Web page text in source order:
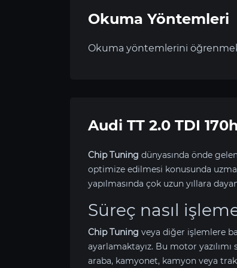
Okuma Yöntemleri
Okuma yöntemlerini
Audi TT 2.0 TDI
Chip Tuning dünyasında önde
optimize edilmesi konusunda
yapılmasında çok uzun yıllara
Süreç nasıl
Chip Tuning veya diğer işlemlere
ayarlamaktayız. Bu motor yazılımı
araba, kamyonet, kamyon veya